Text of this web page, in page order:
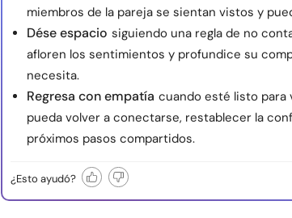
miembros de la pareja se sientan vistos y
Dése espacio siguiendo una regla de no
afloren los sentimientos y profundice su
necesita.
Regresa con empatía cuando esté listo para
pueda volver a conectarse, restablecer la
próximos pasos compartidos.
¿Esto ayudó?